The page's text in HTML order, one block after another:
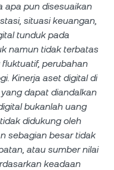
apa pun disesuaikan
situasi keuangan,
tunduk pada
namun tidak terbatas
perubahan
Kinerja aset digital di
dapat diandalkan
bukanlah uang
didukung oleh
sebagian besar tidak
atau sumber nilai
keadaan